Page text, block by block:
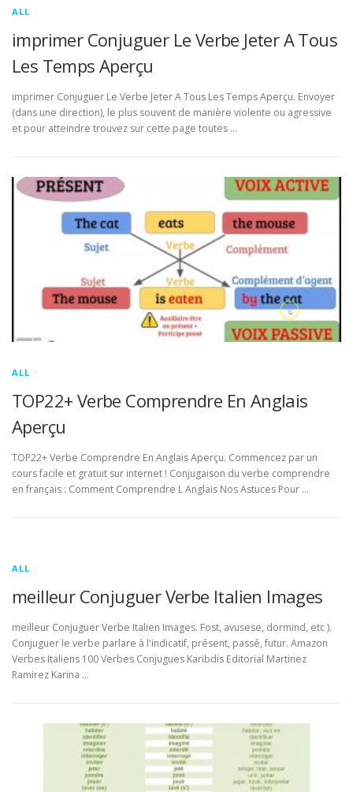
ALL
imprimer Conjuguer Le Verbe Jeter A Tous
Les Temps Aperçu
imprimer Conjuguer Le Verbe Jeter A Tous Les Temps Aperçu. Envoyer
(dans une direction), le plus souvent de manière violente ou agressive
et pour atteindre trouvez sur cette page toutes …
ALL
TOP22+ Verbe Comprendre En Anglais
Aperçu
TOP22+ Verbe Comprendre En Anglais Aperçu. Commencez par un
cours facile et gratuit sur internet ! Conjugaison du verbe comprendre
en français : Comment Comprendre L Anglais Nos Astuces Pour …
ALL
meilleur Conjuguer Verbe Italien Images
meilleur Conjuguer Verbe Italien Images. Fost, avusese, dormind, etc ).
Conjuguer le verbe parlare à l'indicatif, présent, passé, futur. Amazon
Verbes Italiens 100 Verbes Conjugues Karibdis Editorial Martinez
Ramirez Karina …